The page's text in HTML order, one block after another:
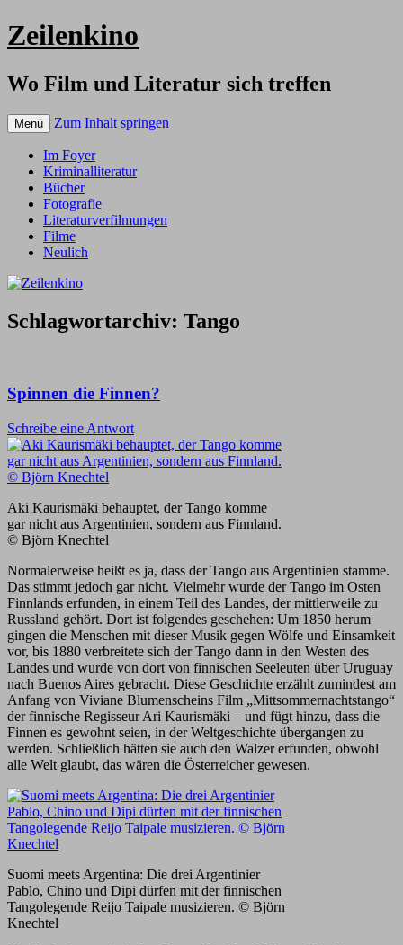
Zeilenkino
Wo Film und Literatur sich treffen
Menü Zum Inhalt springen
Im Foyer
Kriminalliteratur
Bücher
Fotografie
Literaturverfilmungen
Filme
Neulich
Schlagwortarchiv: Tango
Spinnen die Finnen?
Schreibe eine Antwort
Aki Kaurismäki behauptet, der Tango komme
gar nicht aus Argentinien, sondern aus Finnland.
© Björn Knechtel
Normalerweise heißt es ja, dass der Tango aus Argentinien stamme.
Das stimmt jedoch gar nicht. Vielmehr wurde der Tango im Osten
Finnlands erfunden, in einem Teil des Landes, der mittlerweile zu
Russland gehört. Dort ist folgendes geschehen: Um 1850 herum
gingen die Menschen mit dieser Musik gegen Wölfe und Einsamkeit
vor, bis 1880 verbreitete sich der Tango dann in den Westen des
Landes und wurde von dort von finnischen Seeleuten über Uruguay
nach Buenos Aires gebracht. Diese Geschichte erzählt zumindest am
Anfang von Viviane Blumenscheins Film „Mittsommernachtstango“
der finnische Regisseur Ari Kaurismäki – und fügt hinzu, dass die
Finnen es gewohnt seien, in der Weltgeschichte übergangen zu
werden. Schließlich hätten sie auch den Walzer erfunden, obwohl
alle Welt glaubt, das wären die Österreicher gewesen.
Suomi meets Argentina: Die drei Argentinier
Pablo, Chino und Dipi dürfen mit der finnischen
Tangolegende Reijo Taipale musizieren. © Björn
Knechtel